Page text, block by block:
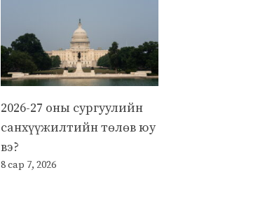
2026-27 оны сургуулийн
санхүүжилтийн төлөв юу
вэ?
8 сар 7, 2026